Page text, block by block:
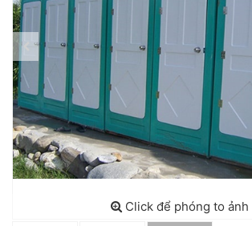
Click để phóng to ảnh